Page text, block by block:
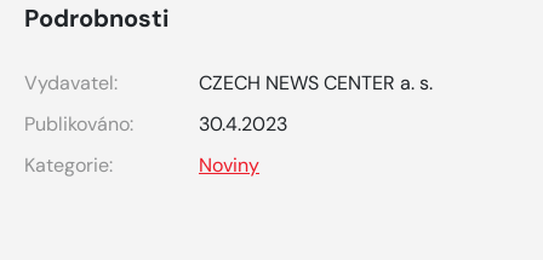
Podrobnosti
Vydavatel:
CZECH NEWS CENTER a. s.
Publikováno:
30.4.2023
Kategorie:
Noviny